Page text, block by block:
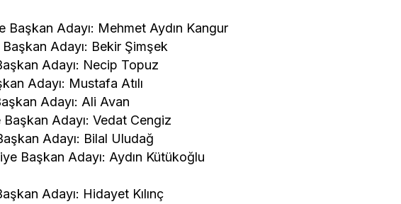
Adayı: Mehmet Aydın Kangur
Adayı: Bekir Şimşek
Adayı: Necip Topuz
Adayı: Mustafa Atılı
Adayı: Ali Avan
Adayı: Vedat Cengiz
Adayı: Bilal Uludağ
Başkan Adayı: Aydın Kütükoğlu
Adayı: Hidayet Kılınç